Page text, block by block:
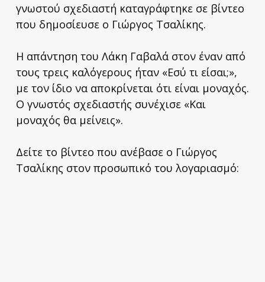
γνωστού σχεδιαστή καταγράφτηκε σε βίντεο
που δημοσίευσε ο Γιώργος Τσαλίκης.
Η απάντηση του Λάκη Γαβαλά στον έναν από
τους τρεις καλόγερους ήταν «Εσύ τι είσαι;»,
με τον ίδιο να αποκρίνεται ότι είναι μοναχός.
Ο γνωστός σχεδιαστής συνέχισε «Και
μοναχός θα μείνεις».
Δείτε το βίντεο που ανέβασε ο Γιώργος
Τσαλίκης στον προσωπικό του λογαριασμό: